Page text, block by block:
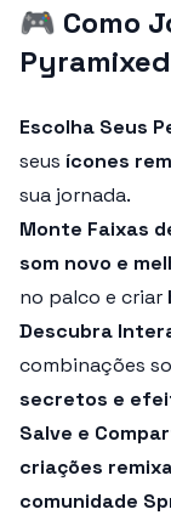
🎮 Como
Escolha Seus
seus ícones
sua jornada.
Monte Faixas
som novo e
no palco e criar
Descubra
combinações
secretos e
Salve e
criações
comunidade